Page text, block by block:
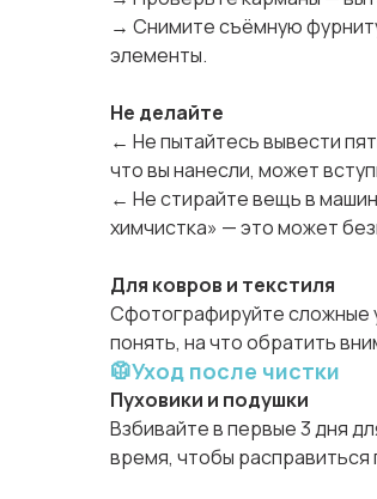
→ Снимите съёмную
элементы.
Не делайте
← Не пытайтесь вывести
что вы нанесли, может
← Не стирайте вещь в
химчистка» — это может
Для ковров и текстиля
Сфотографируйте сложные
понять, на что обратить
🥼Уход после чистки
Пуховики и подушки
Взбивайте в первые 3 дня
время, чтобы расправиться